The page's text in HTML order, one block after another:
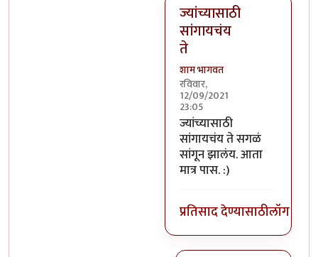
ज्यांच्यासाठी
सांगायचंय
ते
शाम भागवत
रविवार,
12/09/2021
23:05
In reply to
ज्यांच्यासाठी
सांगायचंय ते सगळं
सांगून झालंय. आता
मात्र पास. :)
प्रतिसाद देण्यासाठीलॉग इन